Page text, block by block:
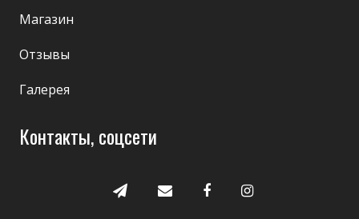
Магазин
Отзывы
Галерея
Контакты, соцсети